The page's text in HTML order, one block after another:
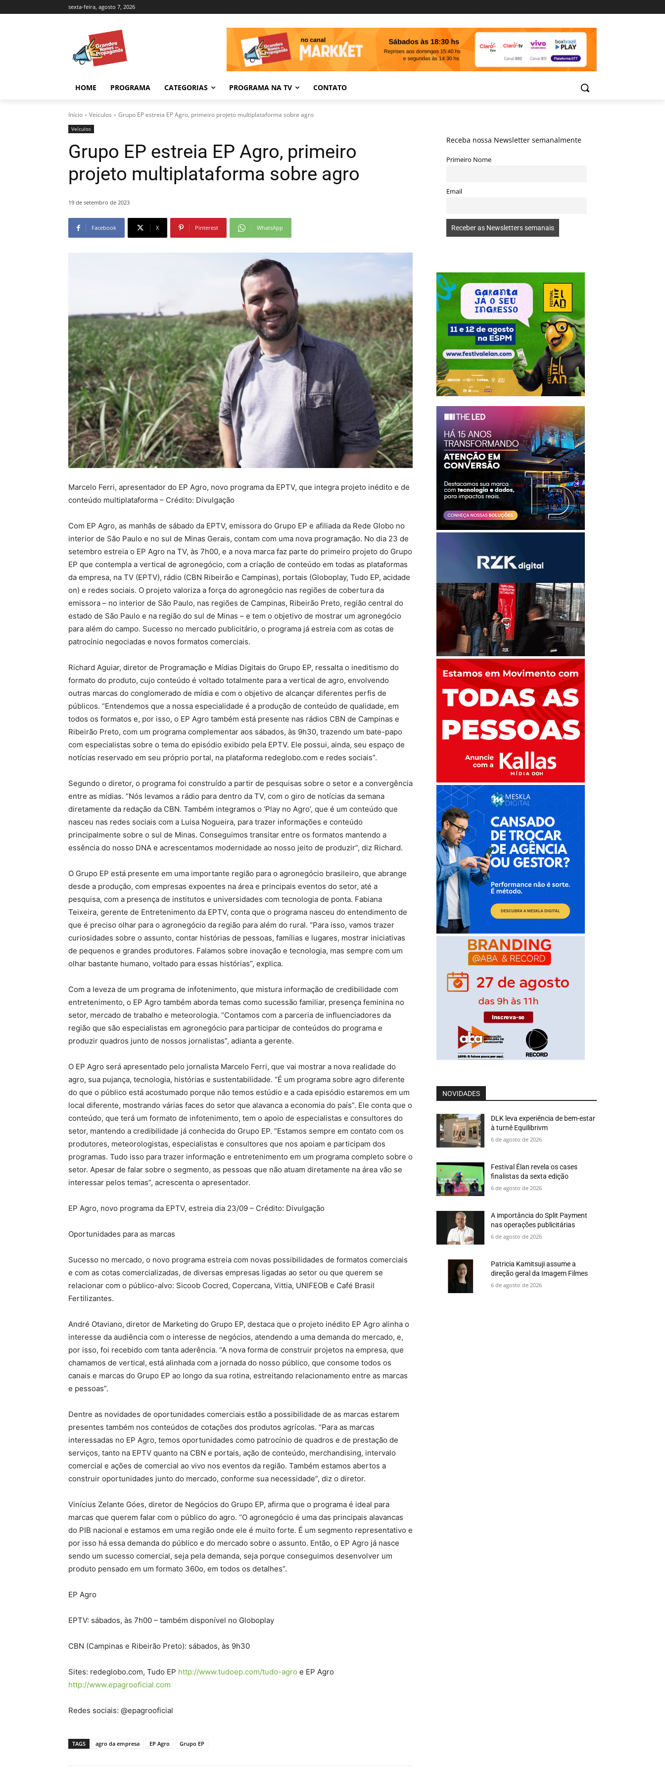
sexta-feira, agosto 7, 2026
HOME PROGRAMA CATEGORIAS PROGRAMA NA TV CONTATO
Início Veículos Grupo EP estreia EP Agro, primeiro projeto multiplataforma sobre agro
Veículos
Grupo EP estreia EP Agro, primeiro
projeto multiplataforma sobre agro
19 de setembro de 2023
Facebook X Pinterest WhatsApp
Marcelo Ferri, apresentador do EP Agro, novo programa da EPTV, que integra projeto inédito e de
conteúdo multiplataforma – Crédito: Divulgação
Com EP Agro, as manhãs de sábado da EPTV, emissora do Grupo EP e afiliada da Rede Globo no
interior de São Paulo e no sul de Minas Gerais, contam com uma nova programação. No dia 23 de
setembro estreia o EP Agro na TV, às 7h00, e a nova marca faz parte do primeiro projeto do Grupo
EP que contempla a vertical de agronegócio, com a criação de conteúdo em todas as plataformas
da empresa, na TV (EPTV), rádio (CBN Ribeirão e Campinas), portais (Globoplay, Tudo EP, acidade
on) e redes sociais. O projeto valoriza a força do agronegócio nas regiões de cobertura da
emissora – no interior de São Paulo, nas regiões de Campinas, Ribeirão Preto, região central do
estado de São Paulo e na região do sul de Minas – e tem o objetivo de mostrar um agronegócio
para além do campo. Sucesso no mercado publicitário, o programa já estreia com as cotas de
patrocínio negociadas e novos formatos comerciais.
Richard Aguiar, diretor de Programação e Mídias Digitais do Grupo EP, ressalta o ineditismo do
formato do produto, cujo conteúdo é voltado totalmente para a vertical de agro, envolvendo
outras marcas do conglomerado de mídia e com o objetivo de alcançar diferentes perfis de
públicos. “Entendemos que a nossa especialidade é a produção de conteúdo de qualidade, em
todos os formatos e, por isso, o EP Agro também está presente nas rádios CBN de Campinas e
Ribeirão Preto, com um programa complementar aos sábados, às 9h30, trazendo um bate-papo
com especialistas sobre o tema do episódio exibido pela EPTV. Ele possui, ainda, seu espaço de
notícias reservado em seu próprio portal, na plataforma redeglobo.com e redes sociais”.
Segundo o diretor, o programa foi construído a partir de pesquisas sobre o setor e a convergência
entre as mídias. “Nós levamos a rádio para dentro da TV, com o giro de notícias da semana
diretamente da redação da CBN. Também integramos o ‘Play no Agro’, que é um conteúdo que
nasceu nas redes sociais com a Luisa Nogueira, para trazer informações e conteúdo
principalmente sobre o sul de Minas. Conseguimos transitar entre os formatos mantendo a
essência do nosso DNA e acrescentamos modernidade ao nosso jeito de produzir”, diz Richard.
O Grupo EP está presente em uma importante região para o agronegócio brasileiro, que abrange
desde a produção, com empresas expoentes na área e principais eventos do setor, até a
pesquisa, com a presença de institutos e universidades com tecnologia de ponta. Fabiana
Teixeira, gerente de Entretenimento da EPTV, conta que o programa nasceu do entendimento de
que é preciso olhar para o agronegócio da região para além do rural. “Para isso, vamos trazer
curiosidades sobre o assunto, contar histórias de pessoas, famílias e lugares, mostrar iniciativas
de pequenos e grandes produtores. Falamos sobre inovação e tecnologia, mas sempre com um
olhar bastante humano, voltado para essas histórias”, explica.
Com a leveza de um programa de infotenimento, que mistura informação de credibilidade com
entretenimento, o EP Agro também aborda temas como sucessão familiar, presença feminina no
setor, mercado de trabalho e meteorologia. “Contamos com a parceria de influenciadores da
região que são especialistas em agronegócio para participar de conteúdos do programa e
produzir quadros junto de nossos jornalistas”, adianta a gerente.
O EP Agro será apresentado pelo jornalista Marcelo Ferri, que vai mostrar a nova realidade do
agro, sua pujança, tecnologia, histórias e sustentabilidade. “É um programa sobre agro diferente
do que o público está acostumado porque não temos estúdio e a cada episódio estaremos em um
local diferente, mostrando várias faces do setor que alavanca a economia do país”. Ele conta que o
conteúdo, que terá um formato de infotenimento, tem o apoio de especialistas e consultores do
setor, mantendo a credibilidade já conhecida do Grupo EP. “Estamos sempre em contato com os
produtores, meteorologistas, especialistas e consultores que nos apoiam e participam dos
programas. Tudo isso para trazer informação e entretenimento em um programa completo sobre o
setor. Apesar de falar sobre o segmento, as pessoas que não atuam diretamente na área vão se
interessar pelos temas”, acrescenta o apresentador.
EP Agro, novo programa da EPTV, estreia dia 23/09 – Crédito: Divulgação
Oportunidades para as marcas
Sucesso no mercado, o novo programa estreia com novas possibilidades de formatos comerciais
e com as cotas comercializadas, de diversas empresas ligadas ao setor ou que querem se
relacionar com o público-alvo: Sicoob Cocred, Copercana, Vittia, UNIFEOB e Café Brasil
Fertilizantes.
André Otaviano, diretor de Marketing do Grupo EP, destaca que o projeto inédito EP Agro alinha o
interesse da audiência com o interesse de negócios, atendendo a uma demanda do mercado, e,
por isso, foi recebido com tanta aderência. “A nova forma de construir projetos na empresa, que
chamamos de vertical, está alinhada com a jornada do nosso público, que consome todos os
canais e marcas do Grupo EP ao longo da sua rotina, estreitando relacionamento entre as marcas
e pessoas”.
Dentre as novidades de oportunidades comerciais estão a possibilidade de as marcas estarem
presentes também nos conteúdos de cotações dos produtos agrícolas. “Para as marcas
interessadas no EP Agro, temos oportunidades como patrocínio de quadros e de prestação de
serviços, tanto na EPTV quanto na CBN e portais, ação de conteúdo, merchandising, intervalo
comercial e ações de comercial ao vivo nos eventos da região. Também estamos abertos a
construir oportunidades junto do mercado, conforme sua necessidade”, diz o diretor.
Vinícius Zelante Góes, diretor de Negócios do Grupo EP, afirma que o programa é ideal para
marcas que querem falar com o público do agro. “O agronegócio é uma das principais alavancas
do PIB nacional e estamos em uma região onde ele é muito forte. É um segmento representativo e
por isso há essa demanda do público e do mercado sobre o assunto. Então, o EP Agro já nasce
sendo um sucesso comercial, seja pela demanda, seja porque conseguimos desenvolver um
produto pensado em um formato 360o, em todos os detalhes”.
EP Agro
EPTV: sábados, às 7h00 – também disponível no Globoplay
CBN (Campinas e Ribeirão Preto): sábados, às 9h30
Sites: redeglobo.com, Tudo EP http://www.tudoep.com/tudo-agro e EP Agro
http://www.epagrooficial.com
Redes sociais: @epagrooficial
TAGS agro da empresa EP Agro Grupo EP
Receba nossa Newsletter semanalmente
Primeiro Nome
Email
NOVIDADES
DLK leva experiência de bem-estar
à turnê Equilibrivm
6 de agosto de 2026
Festival Élan revela os cases
finalistas da sexta edição
6 de agosto de 2026
A importância do Split Payment
nas operações publicitárias
6 de agosto de 2026
Patricia Kamitsuji assume a
direção geral da Imagem Filmes
6 de agosto de 2026